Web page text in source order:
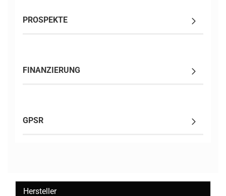
PROSPEKTE
FINANZIERUNG
GPSR
Hersteller